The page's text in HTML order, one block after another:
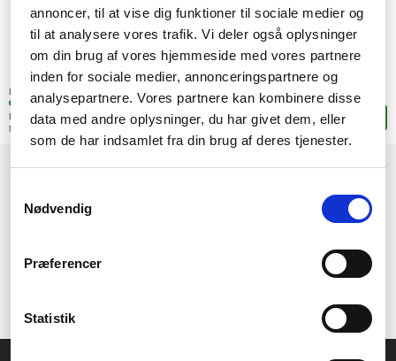
annoncer, til at vise dig funktioner til sociale medier og
til at analysere vores trafik. Vi deler også oplysninger
om din brug af vores hjemmeside med vores partnere
inden for sociale medier, annonceringspartnere og
analysepartnere. Vores partnere kan kombinere disse
data med andre oplysninger, du har givet dem, eller
som de har indsamlet fra din brug af deres tjenester.
Nødvendig
Præferencer
Statistik
Lagerstatus:
5 stk. i fjärrlagring
Leveranstid: 4-9 arbetsdagar
Mer leveransinformation
1.506,-SEK
Lägg i korgen